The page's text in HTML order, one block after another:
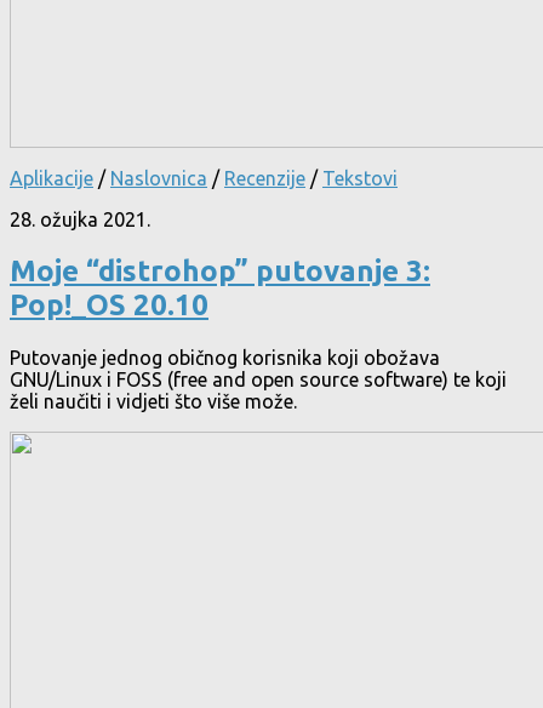
Aplikacije / Naslovnica / Recenzije / Tekstovi
28. ožujka 2021.
Moje “distrohop” putovanje 3:
Pop!_OS 20.10
Putovanje jednog običnog korisnika koji obožava
GNU/Linux i FOSS (free and open source software) te koji
želi naučiti i vidjeti što više može.